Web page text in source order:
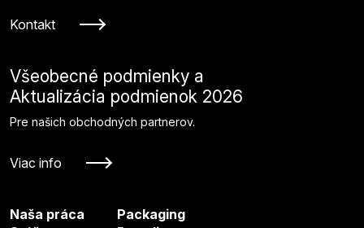
Kontakt
Všeobecné podmienky a
Aktualizácia podmienok 2026
Pre našich obchodných partnerov.
Viac info
Naša práca
Packaging